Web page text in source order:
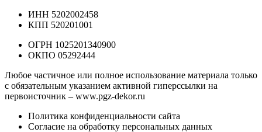
ИНН 5202002458
КПП 520201001
ОГРН 1025201340900
ОКПО 05292444
Любое частичное или полное использование материала только
с обязательным указанием активной гиперссылки на
первоисточник – www.pgz-dekor.ru
Политика конфиденциальности сайта
Согласие на обработку персональных данных